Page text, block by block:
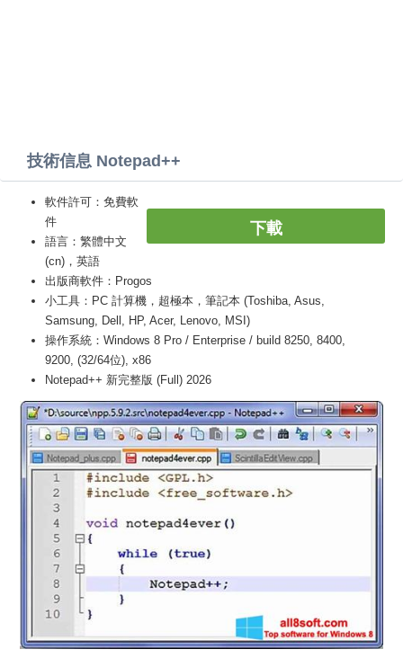
技術信息 Notepad++
下載
軟件許可：免費軟
件
語言：繁體中文
(cn)，英語
出版商軟件：Progos
小工具：PC 計算機，超極本，筆記本 (Toshiba, Asus,
Samsung, Dell, HP, Acer, Lenovo, MSI)
操作系統：Windows 8 Pro / Enterprise / build 8250, 8400,
9200, (32/64位), x86
Notepad++ 新完整版 (Full) 2026